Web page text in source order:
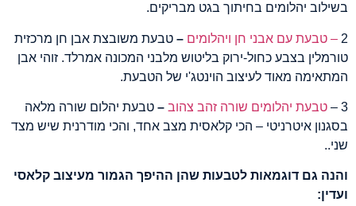
בשילוב יהלומים בחיתוך בגט מבריקים.
2 – טבעת עם אבני חן ויהלומים – טבעת משובצת אבן חן מרכזית
טורמלין בצבע כחול-ירוק בליטוש מלבני המכונה אמרלד. זוהי אבן
המתאימה מאוד לעיצוב הוינטג'י של הטבעת.
3 – טבעת יהלומים שורה זהב צהוב – טבעת יהלום שורה מלאה
בסגנון איטרניטי – הכי קלאסית מצב אחד, והכי מודרנית שיש מצד
שני..
והנה גם דוגמאות לטבעות שהן ההיפך הגמור מעיצוב קלאסי
ועדין: